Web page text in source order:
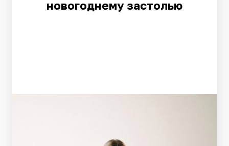
новогоднему застолью